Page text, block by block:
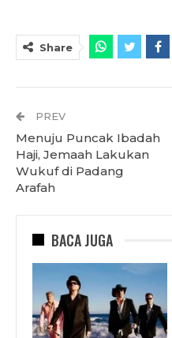
Share
PREV
Menuju Puncak Ibadah
Haji, Jemaah Lakukan
Wukuf di Padang
Arafah
BACA JUGA